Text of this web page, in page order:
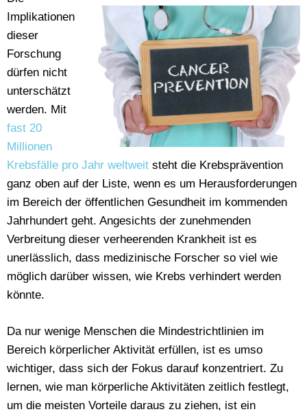
Implikationen
dieser
Forschung
dürfen nicht
unterschätzt
werden. Mit
fast 20
Millionen
Krebsfälle pro Jahr weltweit steht die Krebsprävention
ganz oben auf der Liste, wenn es um Herausforderungen
im Bereich der öffentlichen Gesundheit im kommenden
Jahrhundert geht. Angesichts der zunehmenden
Verbreitung dieser verheerenden Krankheit ist es
unerlässlich, dass medizinische Forscher so viel wie
möglich darüber wissen, wie Krebs verhindert werden
könnte.
Da nur wenige Menschen die Mindestrichtlinien im
Bereich körperlicher Aktivität erfüllen, ist es umso
wichtiger, dass sich der Fokus darauf konzentriert. Zu
lernen, wie man körperliche Aktivitäten zeitlich festlegt,
um die meisten Vorteile daraus zu ziehen, ist ein